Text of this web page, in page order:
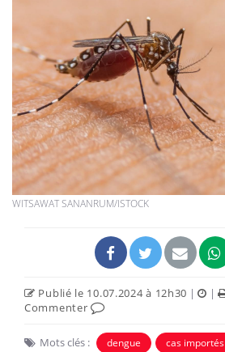
WITSAWAT SANANRUM/ISTOCK
Publié le 10.07.2024 à 12h30 | |
Commenter
Mots clés : dengue cas importés